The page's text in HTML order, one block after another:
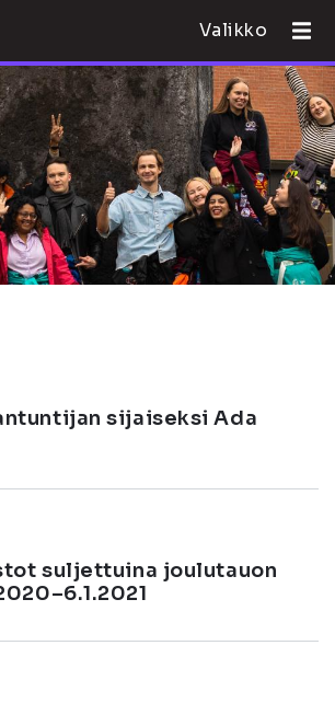
Valikko
sijaiseksi Ada
suljettuina joulutauon